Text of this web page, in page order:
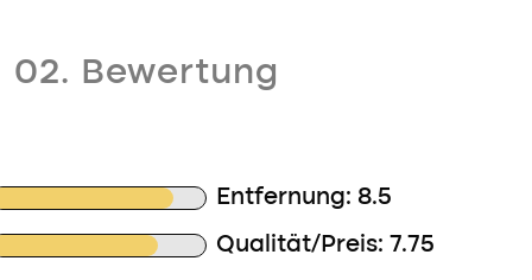
02. Bewertung
Entfernung: 8.5
Qualität/Preis: 7.75